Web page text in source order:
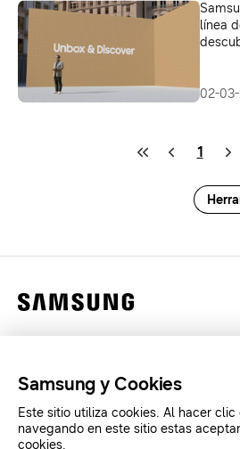
línea
02-03-
1
Legales
SAMSUNG.COM
Samsung y Cookies
Este sitio utiliza cookies. Al hacer clic
navegando en este sitio estas
cookies.